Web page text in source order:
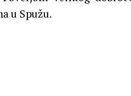
u Spužu.